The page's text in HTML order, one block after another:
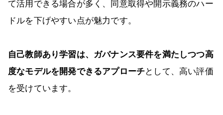
て活用できる場合が多く、同意取得や開示義務のハー
ドルを下げやすい点が魅力です。
自己教師あり学習は、ガバナンス要件を満たしつつ高
度なモデルを開発できるアプローチとして、高い評価
を受けています。